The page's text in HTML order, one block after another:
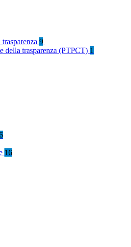
9
della trasparenza (PTPCT) 1
16